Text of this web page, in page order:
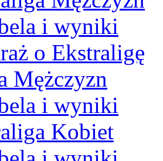
i wyniki
o Ekstraligę
Mężczyzn
i wyniki
Kobiet